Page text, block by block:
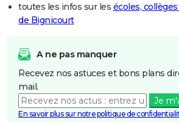
toutes les infos sur les écoles,
de Bignicourt
A ne pas manquer
Recevez nos astuces et bons plans
mail.
Je
En savoir plus sur notre politique de